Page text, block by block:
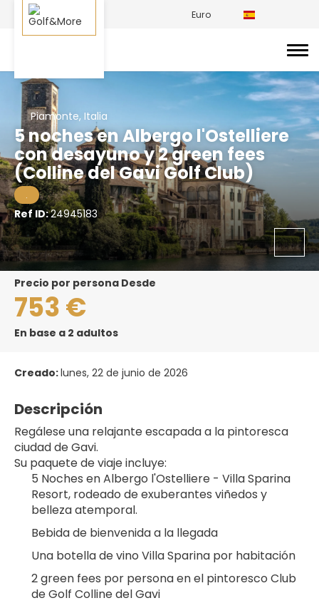
Euro
Piamonte, Italia
5 noches en Albergo l'Ostelliere
con desayuno y 2 green fees
(Colline del Gavi Golf Club)
.
Ref ID:24945183
precio por persona Desde
753 €
En base a 2 adultos
Creado:lunes, 22 de junio de 2026
Descripción
Regálese una relajante escapada a la pintoresca
ciudad de Gavi.
Su paquete de viaje incluye:
5 Noches en Albergo l'Ostelliere - Villa Sparina
Resort, rodeado de exuberantes viñedos y
belleza atemporal.
Bebida de bienvenida a la llegada
Una botella de vino Villa Sparina por habitación
2 green fees por persona en el pintoresco Club
de Golf Colline del Gavi